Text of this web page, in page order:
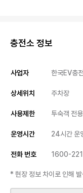
충전소 정보
사업자 한국EV충
상세위치 주차장
사용제한 투숙객 전용
운영시간 24시간 운
전화 번호 1600-
* 현장 정보 차이로 인해